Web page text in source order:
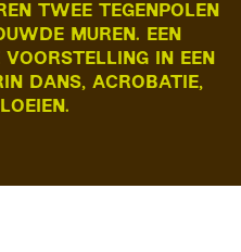
TWEE TEGENPOLEN
MUREN. EEN
VOORSTELLING IN EEN
DANS, ACROBATIE,